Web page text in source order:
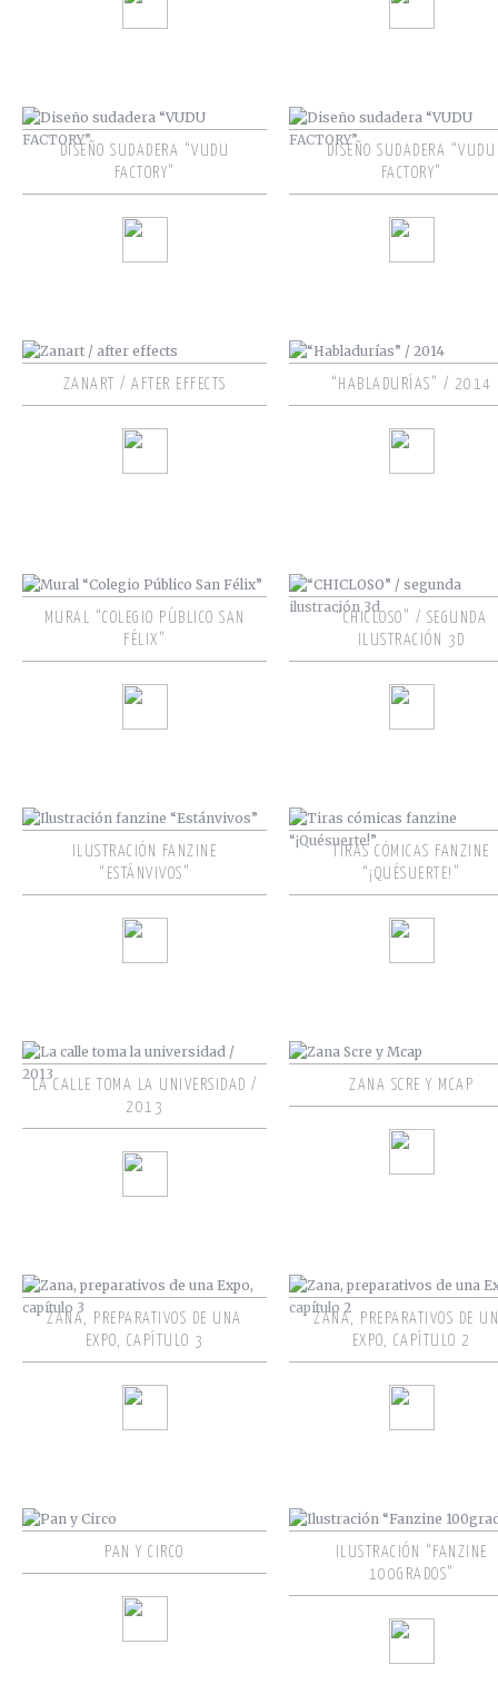
DISEÑO SUDADERA “VUDU
FACTORY”
DISEÑO SUDADERA “VUDU
FACTORY”
ZANART / AFTER EFFECTS “HABLADURÍAS” / 2014
MURAL “COLEGIO PÚBLICO SAN
FÉLIX”
“CHICLOSO” / SEGUNDA
ILUSTRACIÓN 3D
ILUSTRACIÓN FANZINE
“ESTÁNVIVOS”
TIRAS CÓMICAS FANZINE
“¡QUÉSUERTE!”
LA CALLE TOMA LA UNIVERSIDAD /
2013
ZANA SCRE Y MCAP
ZANA, PREPARATIVOS DE UNA
EXPO, CAPÍTULO 3
ZANA, PREPARATIVOS DE
EXPO, CAPÍTULO 2
PAN Y CIRCO
ILUSTRACIÓN “FANZINE
100GRADOS”